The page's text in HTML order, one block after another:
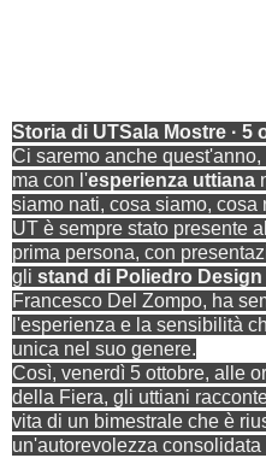
Storia di UTSala Mostre · 5
Ci saremo anche
ma con l'esperienza uttiana
siamo nati, cosa siamo, cosa
UT è sempre stato presente
prima persona, con
gli stand di Poliedro Design
Francesco Del Zompo, ha
l'esperienza e la sensibilità
unica nel suo genere.
Così, venerdì 5 ottobre, alle
della Fiera, gli uttiani
vita di un bimestrale che è
un'autorevolezza